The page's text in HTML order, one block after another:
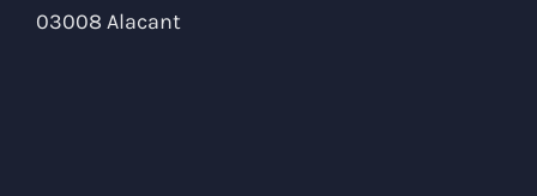
03008 Alacant